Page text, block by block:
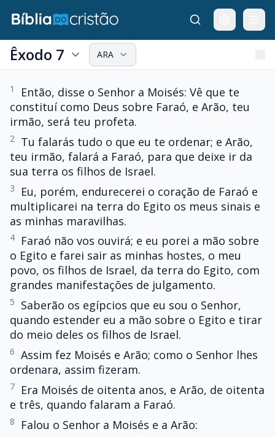
Êxodo 7 ARA
1
Então, disse o Senhor a Moisés: Vê que te
constituí como Deus sobre Faraó, e Arão, teu
irmão, será teu profeta.
2
Tu falarás tudo o que eu te ordenar; e Arão,
teu irmão, falará a Faraó, para que deixe ir da
sua terra os filhos de Israel.
3
Eu, porém, endurecerei o coração de Faraó e
multiplicarei na terra do Egito os meus sinais e
as minhas maravilhas.
4
Faraó não vos ouvirá; e eu porei a mão sobre
o Egito e farei sair as minhas hostes, o meu
povo, os filhos de Israel, da terra do Egito, com
grandes manifestações de julgamento.
5
Saberão os egípcios que eu sou o Senhor,
quando estender eu a mão sobre o Egito e tirar
do meio deles os filhos de Israel.
6 Assim fez Moisés e Arão; como o Senhor lhes
ordenara, assim fizeram.
7
Era Moisés de oitenta anos, e Arão, de oitenta
e três, quando falaram a Faraó.
8 Falou o Senhor a Moisés e a Arão: